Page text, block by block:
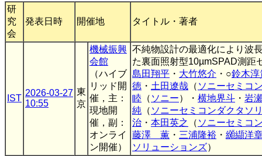
研
究
会
発表日時 開催地 タイトル・著者
IST
2026-03-27
10:55
東
京
機械振興
会館
（ハイブ
リッド開
催，主：
現地開
催，副：
オンライ
ン開催）
不純物設計の最適化により波
た裏面照射型10µmSPAD測距
島田翔平 ・ 大竹悠介 ・○鈴木淳
徳 ・ 土田遼哉 （ ソニーセミコ
睦 （ ソニー）・ 横地界斗 ・ 岩
純 （ ソニーセミコンダクタソ
治 ・ 本田英之 （ ソニーセミコ
藤澤 薫 ・ 三浦隆裕 ・ 纐纈洋
ソリューションズ）